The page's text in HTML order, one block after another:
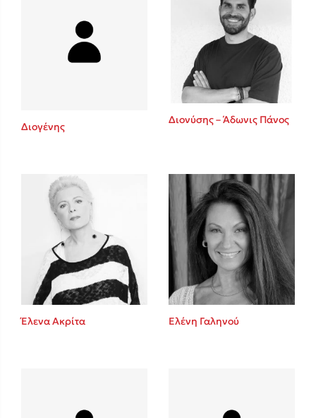
Ιωάννης Γλωσσόπουλος
Ένας γίγαντας στο σχολείο
Mel Robbins
Η μέθοδος Αφήστε τους
Διογένης
Διονύσης – Άδωνις Πάνος
Έλενα Ακρίτα Ελένη Γαληνού